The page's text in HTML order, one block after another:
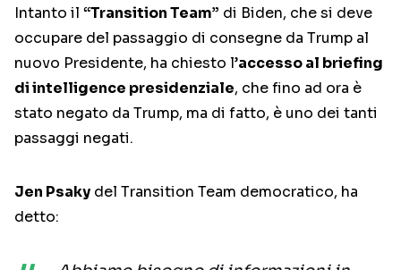
Intanto il “Transition Team” di Biden, che si deve
occupare del passaggio di consegne da Trump al
nuovo Presidente, ha chiesto l’accesso al briefing
di intelligence presidenziale, che fino ad ora è
stato negato da Trump, ma di fatto, è uno dei tanti
passaggi negati.
Jen Psaky del Transition Team democratico, ha
detto: